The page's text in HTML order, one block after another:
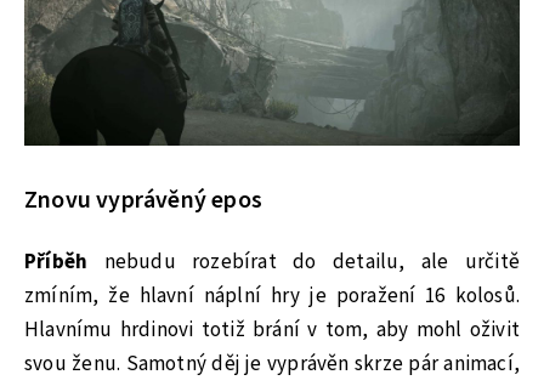
Znovu vyprávěný epos
Příběh nebudu rozebírat do detailu, ale určitě
zmíním, že hlavní náplní hry je poražení 16 kolosů.
Hlavnímu hrdinovi totiž brání v tom, aby mohl oživit
svou ženu. Samotný děj je vyprávěn skrze pár animací,